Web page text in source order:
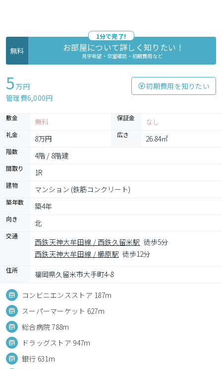
1分で完了!
無料 お部屋について詳しく知りたい !
見学希望・空室確認・初期費用など
5 万円
管理費6,000円
初期費用を知りたい
敷金 無料 保証金 なし
礼金 8万円 広さ 26.84㎡
階数 4階 / 8階建
間取り 1R
建物 マンション (鉄筋コンクリート)
築年数 築4年
向き 北
交通
西鉄天神大牟田線 / 西鉄久留米駅 徒歩5分
西鉄天神大牟田線 / 櫛原駅 徒歩12分
住所 福岡県久留米市大手町4-8
コンビニエンスストア 187m
スーパーマーケット 627m
総合病院 788m
ドラッグストア 947m
銀行 631m